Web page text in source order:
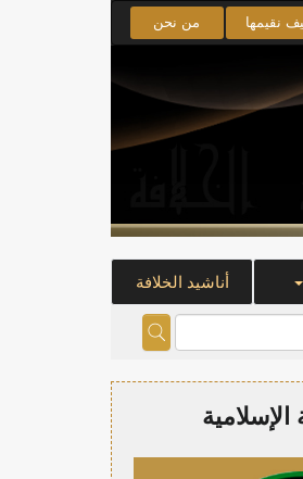
نقيمها من نحن
أناشيد الخلافة